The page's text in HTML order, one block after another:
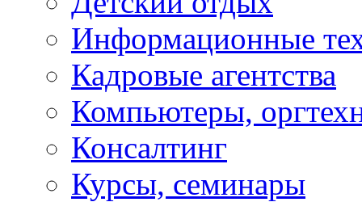
Информационные
Кадровые агентства
Компьютеры,
Консалтинг
Курсы, семинары